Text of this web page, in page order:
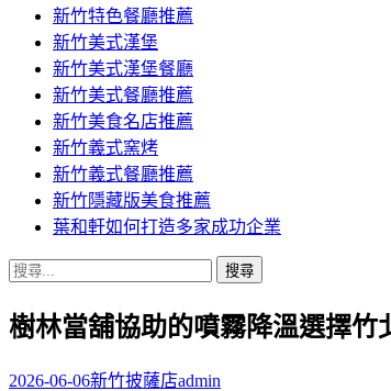
新竹特色餐廳推薦
新竹美式漢堡
新竹美式漢堡餐廳
新竹美式餐廳推薦
新竹美食名店推薦
新竹義式窯烤
新竹義式餐廳推薦
新竹隱藏版美食推薦
葉和軒如何打造多家成功企業
搜
關
字:
樹林當舖協助的噴霧降溫選擇竹
2026-06-06新竹披薩店admin